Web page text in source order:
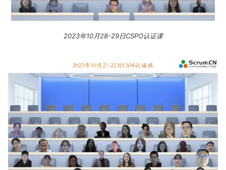
2023年10月28-29日CSPO认证课